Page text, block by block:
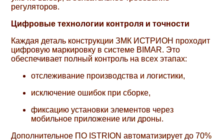
регуляторов.
Цифровые технологии контроля и точности
Каждая деталь конструкции ЗМК ИСТРИОН проходит
цифровую маркировку в системе BIMAR. Это
обеспечивает полный контроль на всех этапах:
отслеживание производства и логистики,
исключение ошибок при сборке,
фиксацию установки элементов через
мобильное приложение или дроны.
Дополнительное ПО ISTRION автоматизирует до 70%